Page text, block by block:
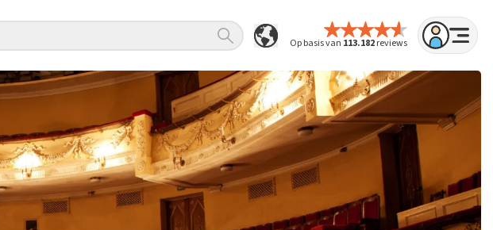
Op basis van 113.182reviews